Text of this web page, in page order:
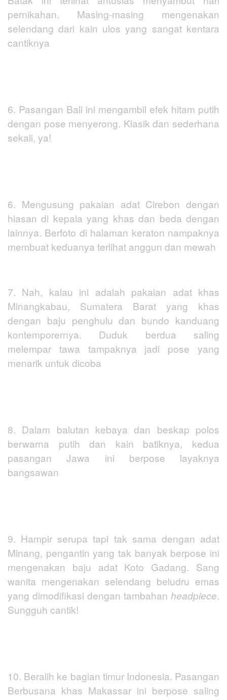
pernikahan. Masing-masing mengenakan
selendang dari kain ulos yang sangat kentara
cantiknya
6. Pasangan Bali ini mengambil efek hitam putih
dengan pose menyerong. Klasik dan sederhana
sekali, ya!
6. Mengusung pakaian adat Cirebon dengan
hiasan di kepala yang khas dan beda dengan
lainnya. Berfoto di halaman keraton nampaknya
membuat keduanya terlihat anggun dan mewah
7. Nah, kalau ini adalah pakaian adat khas
Minangkabau, Sumatera Barat yang khas
dengan baju penghulu dan bundo kanduang
kontemporernya. Duduk berdua saling
melempar tawa tampaknya jadi pose yang
menarik untuk dicoba
8. Dalam balutan kebaya dan beskap polos
berwarna putih dan kain batiknya, kedua
pasangan Jawa ini berpose layaknya
bangsawan
9. Hampir serupa tapi tak sama dengan adat
Minang, pengantin yang tak banyak berpose ini
mengenakan baju adat Koto Gadang. Sang
wanita mengenakan selendang beludru emas
yang dimodifikasi dengan tambahan headpiece.
Sungguh cantik!
10. Beralih ke bagian timur Indonesia. Pasangan
Berbusana khas Makassar ini berpose saling